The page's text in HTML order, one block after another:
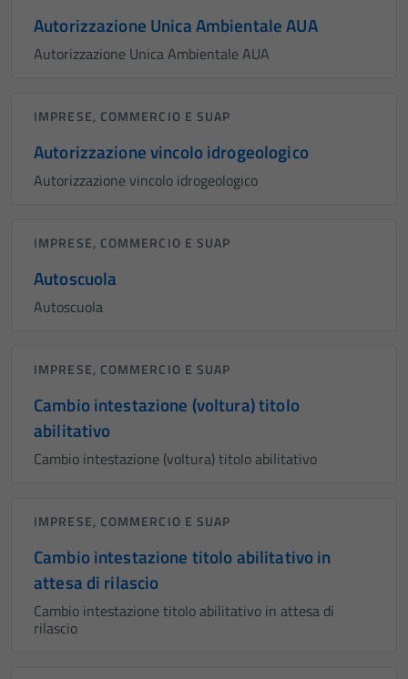
Autorizzazione Unica Ambientale AUA
Autorizzazione Unica Ambientale AUA
IMPRESE, COMMERCIO E SUAP
Autorizzazione vincolo idrogeologico
Autorizzazione vincolo idrogeologico
IMPRESE, COMMERCIO E SUAP
Autoscuola
Autoscuola
IMPRESE, COMMERCIO E SUAP
Cambio intestazione (voltura) titolo
abilitativo
Cambio intestazione (voltura) titolo abilitativo
IMPRESE, COMMERCIO E SUAP
Cambio intestazione titolo abilitativo in
attesa di rilascio
Cambio intestazione titolo abilitativo in attesa di
rilascio